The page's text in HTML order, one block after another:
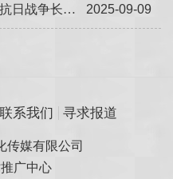
2025-09-09
“铭记历史 珍爱和平——崔宁抗日战争长卷展”在龙口市美术馆震撼展出
联系我们 寻求报道
传媒有限公司
广中心